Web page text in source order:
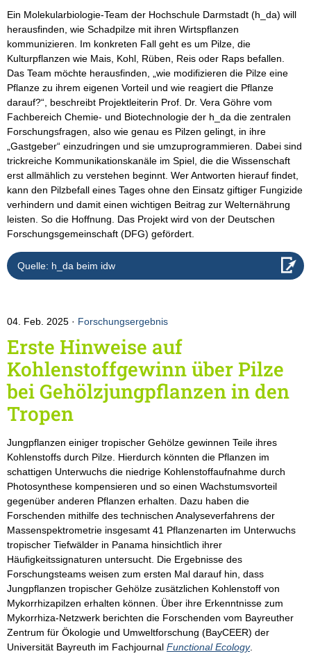
Ein Molekularbiologie-Team der Hochschule Darmstadt (h_da) will
herausfinden, wie Schadpilze mit ihren Wirtspflanzen
kommunizieren. Im konkreten Fall geht es um Pilze, die
Kulturpflanzen wie Mais, Kohl, Rüben, Reis oder Raps befallen.
Das Team möchte herausfinden, „wie modifizieren die Pilze eine
Pflanze zu ihrem eigenen Vorteil und wie reagiert die Pflanze
darauf?“, beschreibt Projektleiterin Prof. Dr. Vera Göhre vom
Fachbereich Chemie- und Biotechnologie der h_da die zentralen
Forschungsfragen, also wie genau es Pilzen gelingt, in ihre
„Gastgeber“ einzudringen und sie umzuprogrammieren. Dabei sind
trickreiche Kommunikationskanäle im Spiel, die die Wissenschaft
erst allmählich zu verstehen beginnt. Wer Antworten hierauf findet,
kann den Pilzbefall eines Tages ohne den Einsatz giftiger Fungizide
verhindern und damit einen wichtigen Beitrag zur Welternährung
leisten. So die Hoffnung. Das Projekt wird von der Deutschen
Forschungsgemeinschaft (DFG) gefördert.
Quelle: h_da beim idw
04. Feb. 2025 Forschungsergebnis
Erste Hinweise auf
Kohlenstoffgewinn über Pilze
bei Gehölzjungpflanzen in den
Tropen
Jungpflanzen einiger tropischer Gehölze gewinnen Teile ihres
Kohlenstoffs durch Pilze. Hierdurch könnten die Pflanzen im
schattigen Unterwuchs die niedrige Kohlenstoffaufnahme durch
Photosynthese kompensieren und so einen Wachstumsvorteil
gegenüber anderen Pflanzen erhalten. Dazu haben die
Forschenden mithilfe des technischen Analyseverfahrens der
Massenspektrometrie insgesamt 41 Pflanzenarten im Unterwuchs
tropischer Tiefwälder in Panama hinsichtlich ihrer
Häufigkeitssignaturen untersucht. Die Ergebnisse des
Forschungsteams weisen zum ersten Mal darauf hin, dass
Jungpflanzen tropischer Gehölze zusätzlichen Kohlenstoff von
Mykorrhizapilzen erhalten können. Über ihre Erkenntnisse zum
Mykorrhiza-Netzwerk berichten die Forschenden vom Bayreuther
Zentrum für Ökologie und Umweltforschung (BayCEER) der
Universität Bayreuth im Fachjournal Functional Ecology.